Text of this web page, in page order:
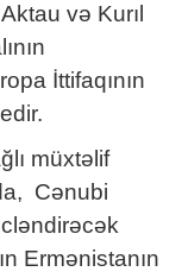
və Kurıl
İttifaqının
müxtəlif
Cənubi
Ermənistanın